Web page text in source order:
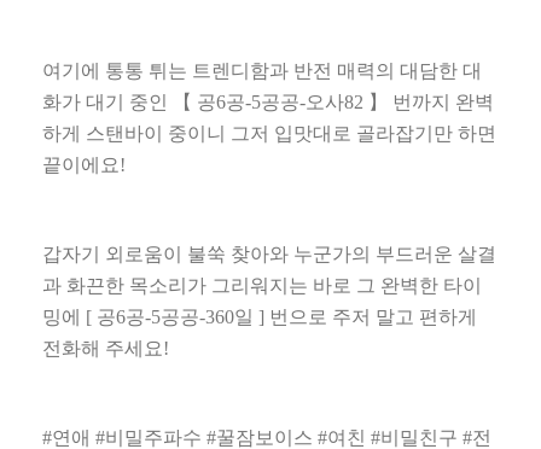
여기에 통통 튀는 트렌디함과 반전 매력의 대담한 대
화가 대기 중인
【 공6공-5공공-오사82 】
번까지 완벽
하게 스탠바이 중이니 그저 입맛대로 골라잡기만 하면
끝이에요 !
갑자기 외로움이 불쑥 찾아와 누군가의 부드러운 살결
과 화끈한 목소리가 그리워지는 바로 그 완벽한 타이
밍에 [ 공6공-5공공-360일 ] 번으로 주저 말고 편하게
전화해 주세요 !
#연애 #비밀주파수 #꿀잠보이스 #여친 #비밀친구 #전